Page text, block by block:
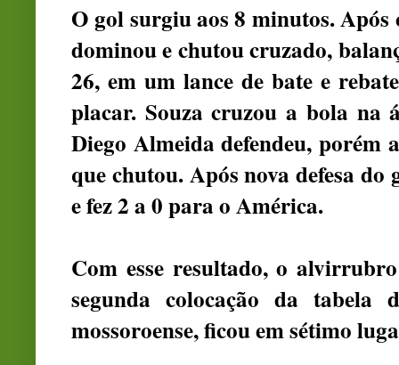
O gol surgiu aos 8 minutos.
dominou e chutou cruzado,
26, em um lance de bate e
placar. Souza cruzou a bola na
Diego Almeida defendeu,
que chutou. Após nova defesa
e fez 2 a 0 para o América.
Com esse resultado, o
segunda colocação da
mossoroense, ficou em sétimo